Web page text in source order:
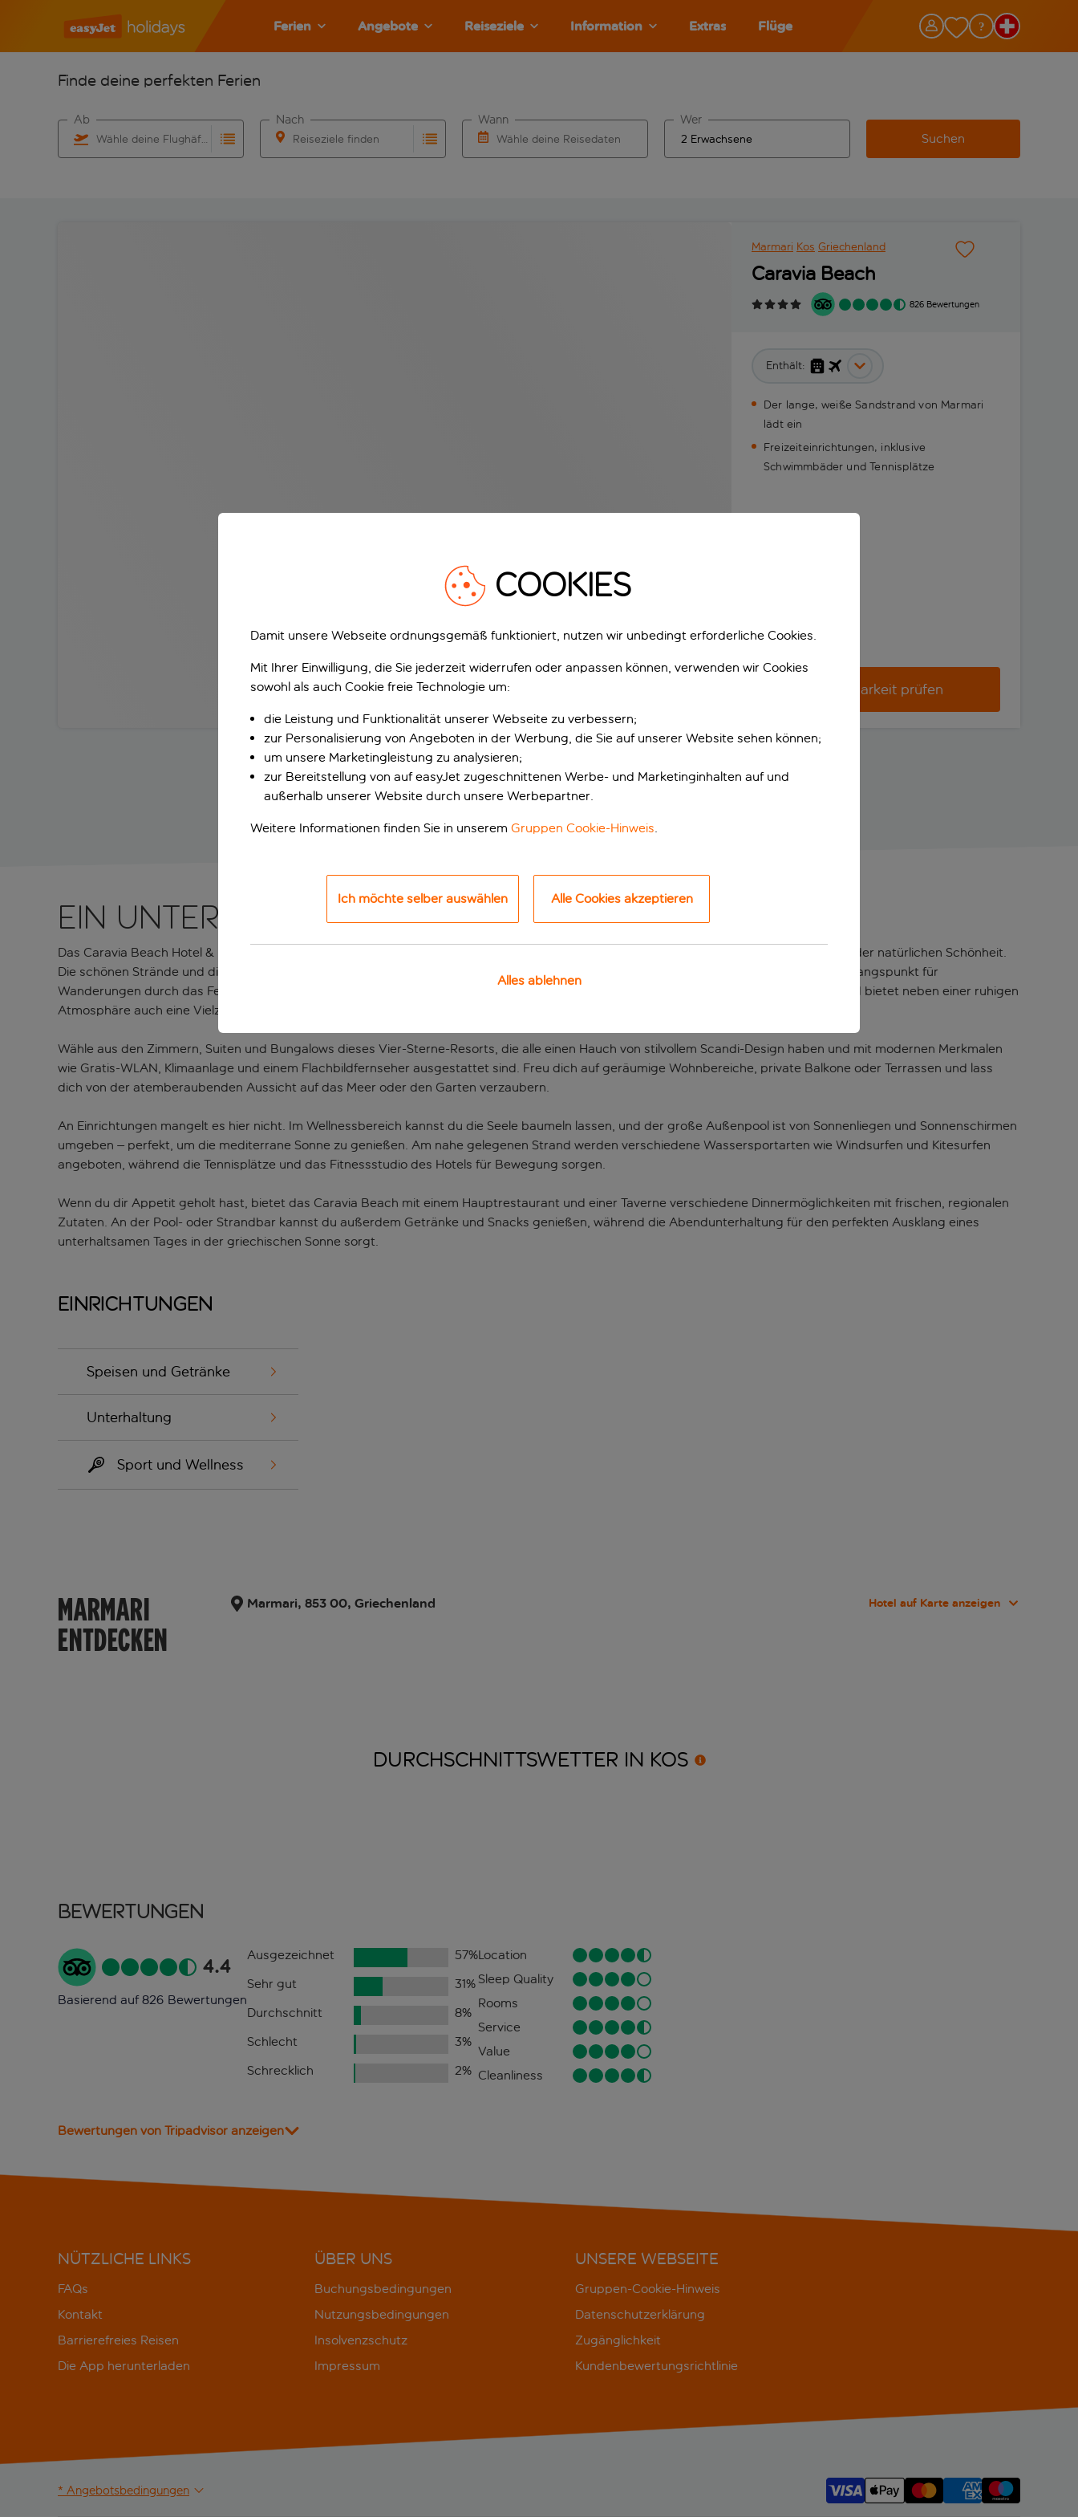
Ferien Angebote Reiseziele Information Extras Flüge
Finde deine perfekten Ferien
Wähle deine Flughäfen
Ab
Reiseziele finden
Nach
Wähle deine Reisedaten
Wann Wer
Suchen
Marmari Kos Griechenland
Caravia Beach
826 Bewertungen
Enthält:
Der lange, weiße Sandstrand von Marmari
lädt ein
Freizeiteinrichtungen, inklusive
Schwimmbäder und Tennisplätze
Verfügbarkeit prüfen
Ein unterhaltsamer Aufenthalt am Strand
Das Caravia Beach Hotel & Bungalows liegt im malerischen Dorf Marmari auf der Insel Kos und bietet einen ruhigen Rückzugsort inmitten der natürlichen Schönheit.
Die schönen Strände und die Salzwasserlagune von Alikes sind nur wenige Gehminuten entfernt. Das kleine Dorf Tigaki ist ein idealer Ausgangspunkt für
Wanderungen durch das Feuchtgebiet. Dieses zauberhafte Resort liegt nur wenige Schritte vom glitzernden Ägäischen Meer entfernt und bietet neben einer ruhigen
Atmosphäre auch eine Vielzahl von Aktivitäten.
Wähle aus den Zimmern, Suiten und Bungalows dieses Vier-Sterne-Resorts, die alle einen Hauch von stilvollem Scandi-Design haben und mit modernen Merkmalen
wie Gratis-WLAN, Klimaanlage und einem Flachbildfernseher ausgestattet sind. Freu dich auf geräumige Wohnbereiche, private Balkone oder Terrassen und lass
dich von der atemberaubenden Aussicht auf das Meer oder den Garten verzaubern.
An Einrichtungen mangelt es hier nicht. Im Wellnessbereich kannst du die Seele baumeln lassen, und der große Außenpool ist von Sonnenliegen und Sonnenschirmen
umgeben – perfekt, um die mediterrane Sonne zu genießen. Am nahe gelegenen Strand werden verschiedene Wassersportarten wie Windsurfen und Kitesurfen
angeboten, während die Tennisplätze und das Fitnessstudio des Hotels für Bewegung sorgen.
Wenn du dir Appetit geholt hast, bietet das Caravia Beach mit einem Hauptrestaurant und einer Taverne verschiedene Dinnermöglichkeiten mit frischen, regionalen
Zutaten. An der Pool- oder Strandbar kannst du außerdem Getränke und Snacks genießen, während die Abendunterhaltung für den perfekten Ausklang eines
unterhaltsamen Tages in der griechischen Sonne sorgt.
Einrichtungen
Speisen und Getränke
Unterhaltung
Sport und Wellness
MARMARI
ENTDECKEN
Marmari, 853 00, Griechenland Hotel auf Karte anzeigen
DURCHSCHNITTSWETTER IN KOS
Bewertungen
4.4
Basierend auf 826 Bewertungen
Ausgezeichnet 57%
Sehr gut
31%
Durchschnitt
8%
Schlecht
3%
Schrecklich
2%
Location
Sleep Quality
Rooms
Service
Value
Cleanliness
Bewertungen von Tripadvisor anzeigen
NÜTZLICHE LINKS
FAQs
Kontakt
Barrierefreies Reisen
Die App herunterladen
ÜBER UNS
Buchungsbedingungen
Nutzungsbedingungen
Insolvenzschutz
Impressum
UNSERE WEBSEITE
Gruppen-Cookie-Hinweis
Datenschutzerklärung
Zugänglichkeit
Kundenbewertungsrichtlinie
* Angebotsbedingungen
COOKIES
Damit unsere Webseite ordnungsgemäß funktioniert, nutzen wir unbedingt erforderliche Cookies.
Mit Ihrer Einwilligung, die Sie jederzeit widerrufen oder anpassen können, verwenden wir Cookies
sowohl als auch Cookie freie Technologie um:
die Leistung und Funktionalität unserer Webseite zu verbessern;
zur Personalisierung von Angeboten in der Werbung, die Sie auf unserer Website sehen können;
um unsere Marketingleistung zu analysieren;
zur Bereitstellung von auf easyJet zugeschnittenen Werbe- und Marketinginhalten auf und
außerhalb unserer Website durch unsere Werbepartner.
Weitere Informationen finden Sie in unserem Gruppen Cookie-Hinweis.
Ich möchte selber auswählen Alle Cookies akzeptieren
Alles ablehnen